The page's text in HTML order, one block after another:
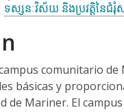
ទស្សនៈវិស័យ និងប្រវត្តិនៃ
comunitario
básicas y
de Mariner. El